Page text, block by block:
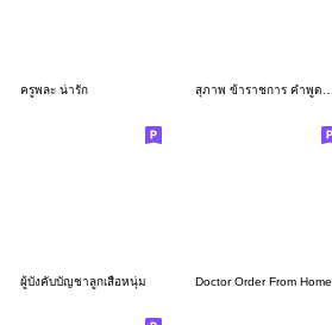
ครูพละ น่ารัก
ผู้บังคับบัญชาลูกเสือหนุ่ม Doctor Order From Home